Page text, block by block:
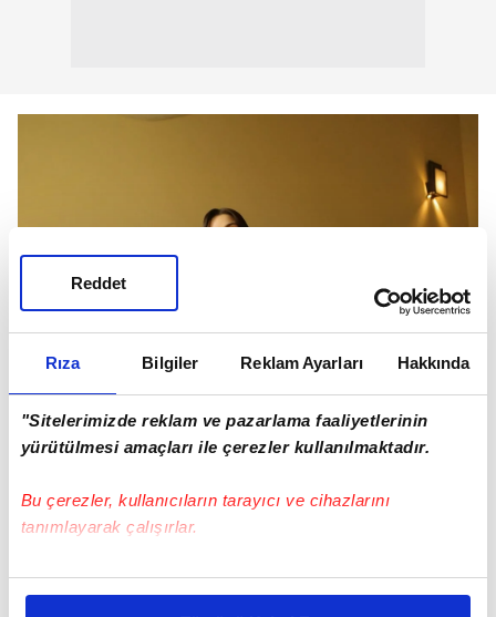
Rıza Bilgiler Reklam Ayarları Hakkında
"Sitelerimizde reklam ve pazarlama faaliyetlerinin
yürütülmesi amaçları ile çerezler kullanılmaktadır.
Bu çerezler, kullanıcıların tarayıcı ve cihazlarını
tanımlayarak çalışırlar.
Bu çerezlere izin vermeniz halinde sizlere özel
Reddet